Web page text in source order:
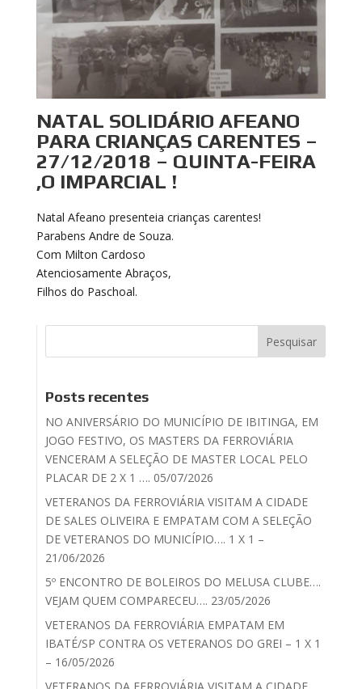
NATAL SOLIDÁRIO AFEANO
PARA CRIANÇAS CARENTES –
27/12/2018 – QUINTA-FEIRA
,O IMPARCIAL !
Natal Afeano presenteia crianças carentes!
Parabens Andre de Souza.
Com Milton Cardoso
Atenciosamente Abraços,
Filhos do Paschoal.
Posts recentes
NO ANIVERSÁRIO DO MUNICÍPIO DE IBITINGA, EM
JOGO FESTIVO, OS MASTERS DA FERROVIÁRIA
VENCERAM A SELEÇÃO DE MASTER LOCAL PELO
PLACAR DE 2 X 1 …. 05/07/2026
VETERANOS DA FERROVIÁRIA VISITAM A CIDADE
DE SALES OLIVEIRA E EMPATAM COM A SELEÇÃO
DE VETERANOS DO MUNICÍPIO…. 1 X 1 –
21/06/2026
5º ENCONTRO DE BOLEIROS DO MELUSA CLUBE….
VEJAM QUEM COMPARECEU…. 23/05/2026
VETERANOS DA FERROVIÁRIA EMPATAM EM
IBATÉ/SP CONTRA OS VETERANOS DO GREI – 1 X 1
– 16/05/2026